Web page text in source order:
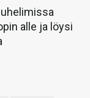
alle ja löysi